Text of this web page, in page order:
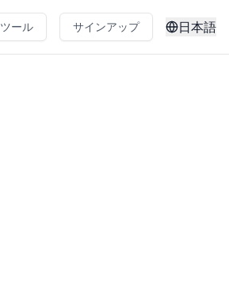
ツール サインアップ 日本語